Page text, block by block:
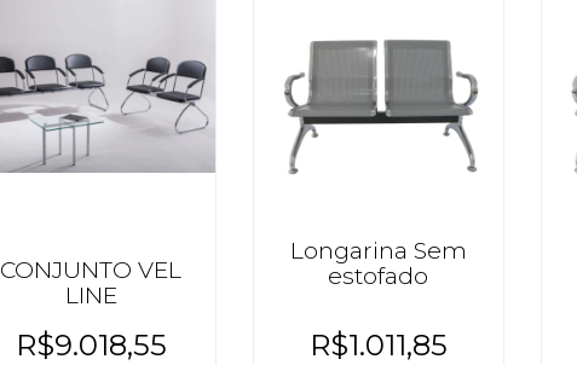
CONJUNTO VEL
LINE
R$9.018,55
Longarina Sem
estofado
R$1.011,85